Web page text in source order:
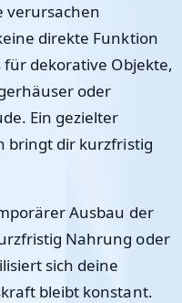
verursachen
direkte Funktion
dekorative Objekte,
oder
Ein gezielter
bringt dir kurzfristig
Ausbau der
Nahrung oder
sich deine
bleibt konstant.